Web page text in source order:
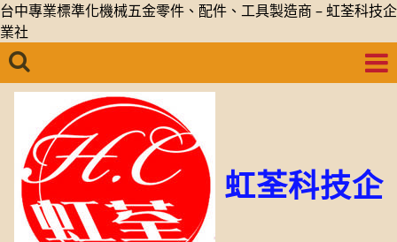
台中專業標準化機械五金零件、配件、工具製造商 – 虹荃科技企
業社
虹荃科技企